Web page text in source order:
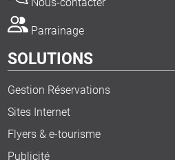
Parrainage
SOLUTIONS
Gestion Réservations
Sites Internet
Flyers & e-tourisme
Publicité